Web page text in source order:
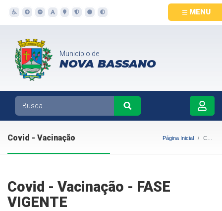
MENU
Município de
NOVA BASSANO
Covid - Vacinação Página Inicial Covid - Vacinação
Covid - Vacinação - FASE
VIGENTE